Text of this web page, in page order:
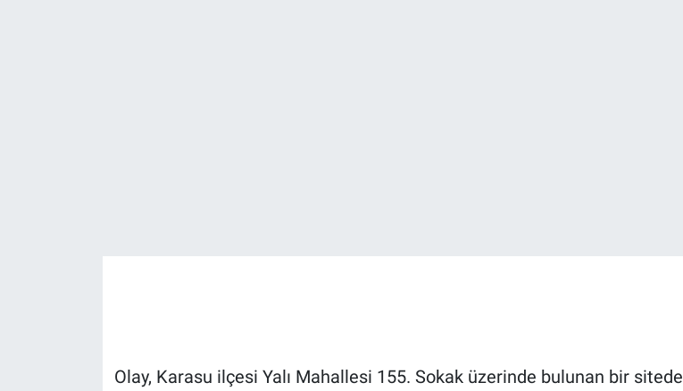
Olay, Karasu ilçesi Yalı Mahallesi 155. Sokak üzerinde bulunan bir sitede